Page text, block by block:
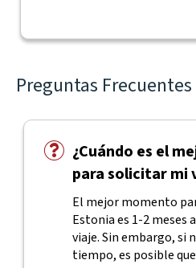
Preguntas
¿Cuándo es el
para solicitar mi
El mejor momento
Estonia es 1-2 meses
viaje. Sin embargo, si
tiempo, es posible